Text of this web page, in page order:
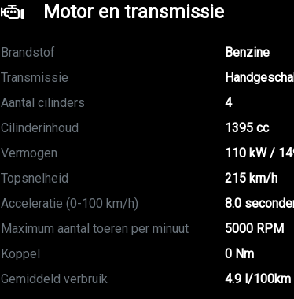
Motor en transmissie
Brandstof
Benzine
Transmissie
Aantal cilinders
4
Cilinderinhoud
1395 cc
Vermogen
110 kW /
Topsnelheid
215 km/h
Acceleratie (0-100 km/h)
8.0
Maximum aantal toeren per minuut
5000 RPM
Koppel
0 Nm
Gemiddeld verbruik
4.9 l/100km